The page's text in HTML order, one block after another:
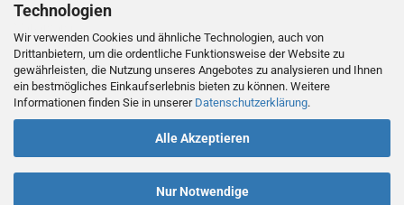
Technologien
Wir verwenden Cookies und ähnliche Technologien, auch von
Drittanbietern, um die ordentliche Funktionsweise der Website zu
gewährleisten, die Nutzung unseres Angebotes zu analysieren und Ihnen
ein bestmögliches Einkaufserlebnis bieten zu können. Weitere
Informationen finden Sie in unserer Datenschutzerklärung.
Alle Akzeptieren
Nur Notwendige
EG Genauigkeitsklassen
Cookie Einstellungen